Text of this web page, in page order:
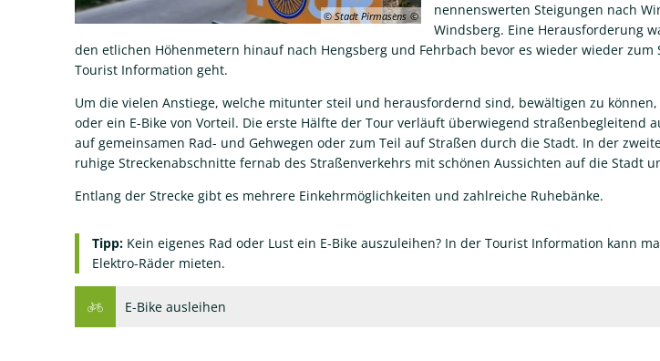
© Stadt Pirmasens
nennenswerten Steigungen nach
Windsberg. Eine Herausforderung
den etlichen Höhenmetern hinauf nach Hengsberg und Fehrbach bevor es wieder wieder zum
Tourist Information geht.
Um die vielen Anstiege, welche mitunter steil und herausfordernd sind, bewältigen zu
oder ein E-Bike von Vorteil. Die erste Hälfte der Tour verläuft überwiegend straßenbegleitend
auf gemeinsamen Rad- und Gehwegen oder zum Teil auf Straßen durch die Stadt. In der
ruhige Streckenabschnitte fernab des Straßenverkehrs mit schönen Aussichten auf die Stadt
Entlang der Strecke gibt es mehrere Einkehrmöglichkeiten und zahlreiche Ruhebänke.
Tipp: Kein eigenes Rad oder Lust ein E-Bike auszuleihen? In der Tourist Information kann
Elektro-Räder mieten.
E-Bike ausleihen